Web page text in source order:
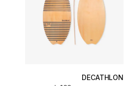
DECATHLON